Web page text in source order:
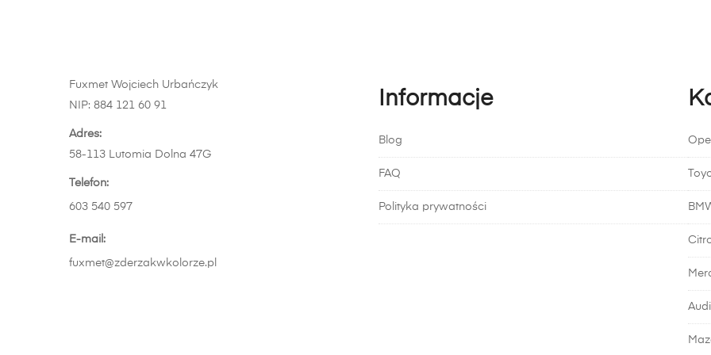
na
Fuxmet Wojciech Urbańczyk
NIP: 884 121 60 91
Adres:
58-113 Lutomia Dolna 47G
Telefon:
603 540 597
E-mail:
fuxmet@zderzakwkolorze.pl
Informacje
Blog
FAQ
Polityka prywatności
Opel
Audi